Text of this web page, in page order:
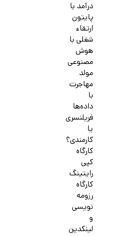
درآمد با
پایتون
ارتقاء
شغلی با
هوش
مصنوعی
مولد
مهاجرت
با
داده‌ها
فریلنسری
یا
کارمندی؟
کارگاه
کپی
رایتینگ
کارگاه
رزومه
نویسی
و
لینکدین